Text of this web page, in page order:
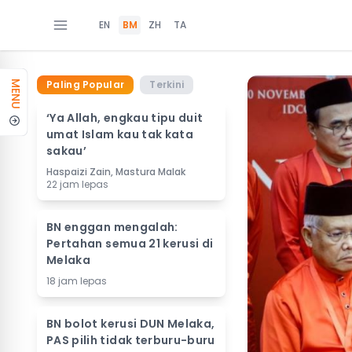
EN BM ZH TA
MENU Paling Popular Terkini
‘Ya Allah, engkau tipu duit
umat Islam kau tak kata
sakau’
Haspaizi Zain, Mastura Malak
22 jam lepas
BN enggan mengalah:
Pertahan semua 21 kerusi di
Melaka
18 jam lepas
BN bolot kerusi DUN Melaka,
PAS pilih tidak terburu-buru